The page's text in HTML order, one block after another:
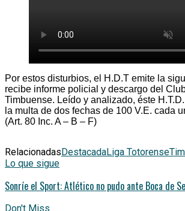
Por estos disturbios, el H.D.T emite la
recibe informe policial y descargo del
Timbuense. Leído y analizado, éste
la multa de dos fechas de 100 V.E. cada
(Art. 80 Inc. A – B – F)
Relacionadas DestacadaLiga Totorense
Lo que sigue
Sonríe el Sport: Atlético no pudo ante Boca de
Don't Miss